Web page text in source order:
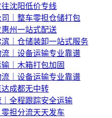
沈阳低价专线
｜整车零担仓储打包
州一站式配送
｜仓储装卸一站式服务
｜设备运输专业靠谱
｜木箱打包加固
｜设备运输专业靠谱
成都无中转
全程跟踪安全运输
担分流天天发车